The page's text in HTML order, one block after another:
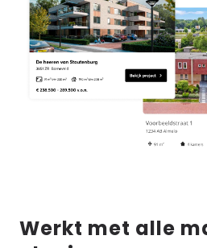
Werkt met alle